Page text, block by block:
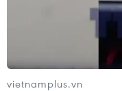
vietnamplus.vn